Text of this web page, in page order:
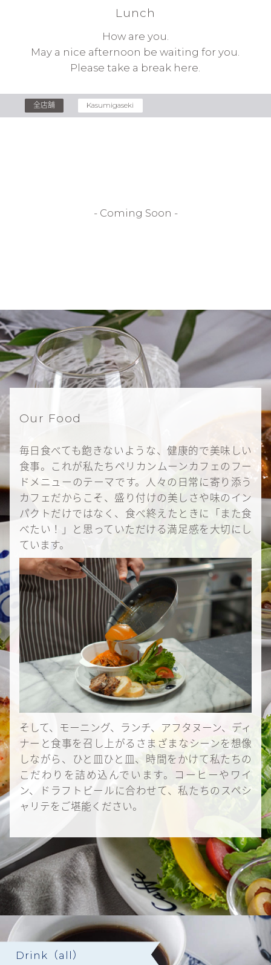
Lunch
How are you.
May a nice afternoon be waiting for you.
Please take a break here.
全店舗 Kasumigaseki
- Coming Soon -
Our Food
毎日食べても飽きないような、健康的で美味しい
食事。これが私たちペリカンムーンカフェのフー
ドメニューのテーマです。人々の日常に寄り添う
カフェだからこそ、盛り付けの美しさや味のイン
パクトだけではなく、食べ終えたときに「また食
べたい！」と思っていただける満足感を大切にし
ています。
そして、モーニング、ランチ、アフタヌーン、ディ
ナーと食事を召し上がるさまざまなシーンを想像
しながら、ひと皿ひと皿、時間をかけて私たちの
こだわりを詰め込んでいます。コーヒーやワイ
ン、ドラフトビールに合わせて、私たちのスペシ
ャリテをご堪能ください。
Drink（all）